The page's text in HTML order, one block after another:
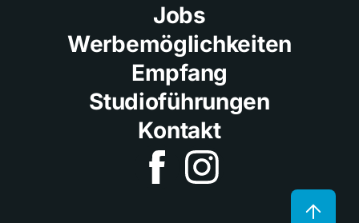
Jobs
Werbemöglichkeiten
Empfang
Studioführungen
Kontakt